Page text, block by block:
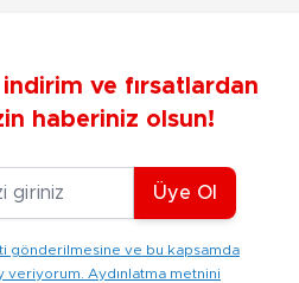
ve fırsatlardan
haberiniz olsun!
E-posta Adresiniz
Üye Ol
gönderilmesine ve bu kapsamda
Aydınlatma metnini